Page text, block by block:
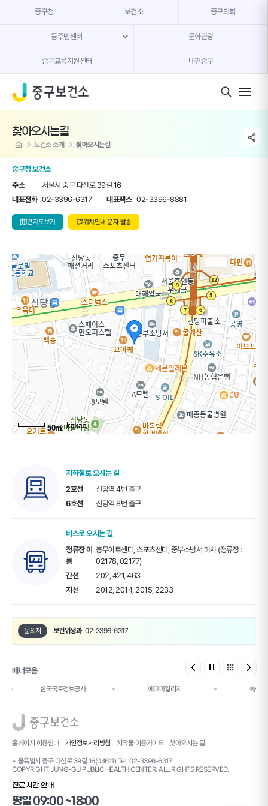
중구청 보건소 중구의회
동주민센터 문화관광
중구교육지원센터 내편중구
찾아오시는길
home 보건소 소개 찾아오시는길
share
중구청 보건소
주소
서울시 중구 다산로 39길 16
대표전화 02-3396-6317 대표팩스 02-3396-8881
큰지도보기 위치안내 문자 발송
50m
지하철로 오시는 길
2호선
신당역 4번 출구
6호선
신당역 8번 출구
버스로 오시는 길
정류장 이
름
충무아트센터, 스포츠센터, 중부소방서 하차 (정류장 :
02178, 02177)
간선
202, 421, 463
지선
2012, 2014, 2015, 2233
문의처 보건위생과 02-3396-6317
배너모음
한국국토정보공사 에코마일리지 녹색건
홈페이지 이용안내 개인정보처리방침 저작물 이용가이드 찾아오시는 길
서울특별시 중구 다산로 39길 16(04611) Tel. 02-3396-6317
COPYRIGHT JUNG-GU PUBLIC HEALTH CENTER. ALL RIGHTS RESERVED.
진료시간 안내
평일 09:00 ~18:00